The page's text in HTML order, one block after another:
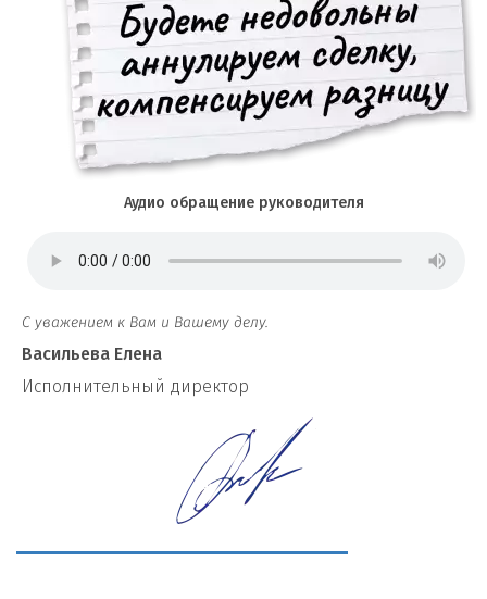
Аудио обращение руководителя
С уважением к Вам и Вашему делу.
Васильева Елена
И сполнительный директор